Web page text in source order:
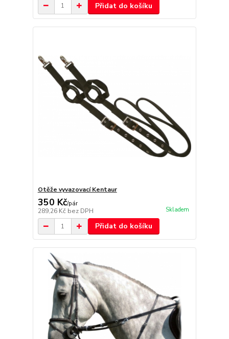
Přidat do košíku
Otěže vyvazovací Kentaur
350 Kč/pár
289,26 Kč bez DPH Skladem
Přidat do košíku